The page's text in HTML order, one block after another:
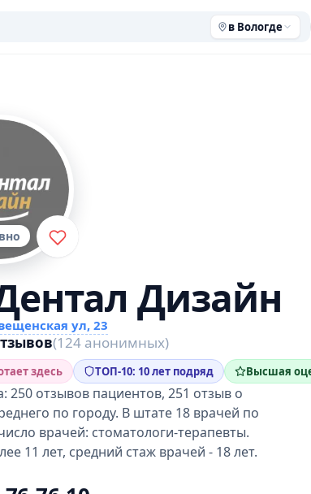
в Вологде
Дизайн
ул, 23
(124 анонимных)
здесь ТОП-10: 10 лет подряд Высшая
250 отзывов пациентов, 251 отзыв о
по городу. В штате 18 врачей по
врачей: стоматологи-терапевты.
11 лет, средний стаж врачей - 18 лет.